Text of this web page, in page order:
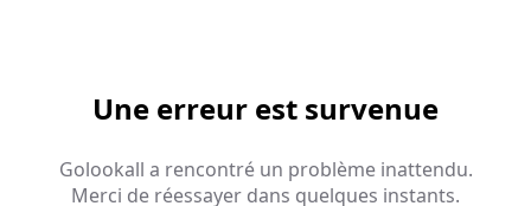
Une erreur est survenue
Golookall a rencontré un problème inattendu.
Merci de réessayer dans quelques instants.